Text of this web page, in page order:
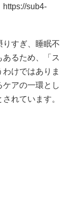
sub4-
りすぎ、睡眠不
るため、「ス
けではありま
アの一環とし
れています。